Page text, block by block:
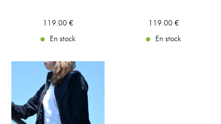
119 .00 €
En stock
119 .00 €
En stock